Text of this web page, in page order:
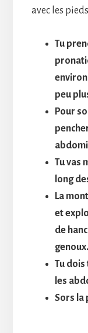
avec les
Tu
peu
Pour
Tu vas
long
La
et
de
genoux.
Tu
les
Sors la